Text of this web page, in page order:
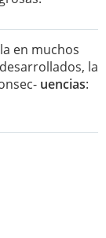
en muchos
la
uencias: